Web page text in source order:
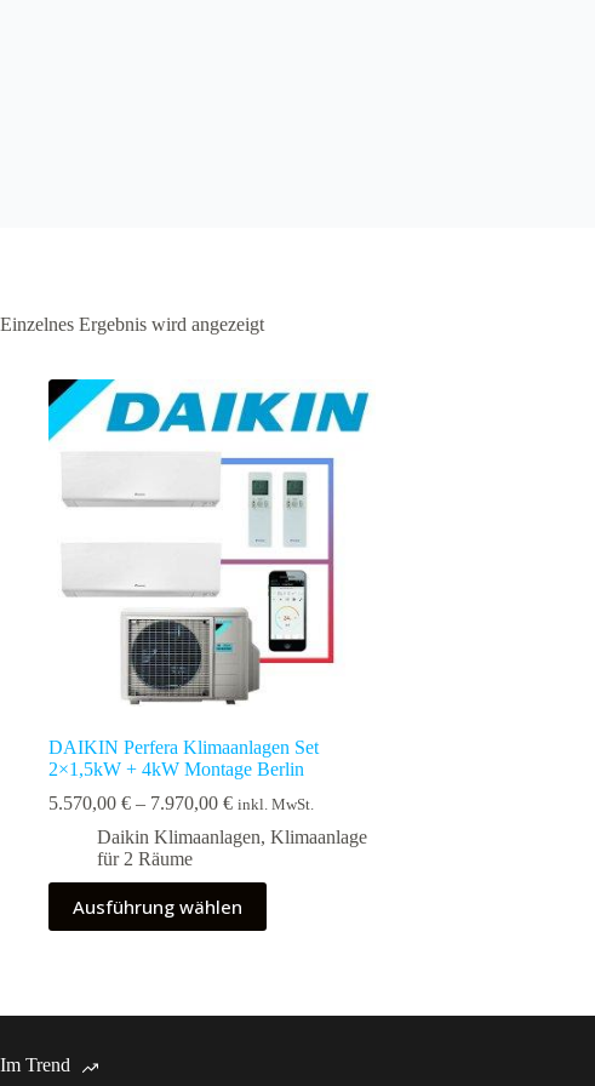
Einzelnes Ergebnis wird angezeigt
DAIKIN Perfera Klimaanlagen Set
2×1,5kW + 4kW Montage Berlin
5.570,00 € – 7.970,00 €Preisspanne:
bis
inkl. MwSt.
Daikin Klimaanlagen, Klimaanlage
für 2 Räume
Ausführung wählen
Dieses
Produkt
weist
Die
können
Im Trend